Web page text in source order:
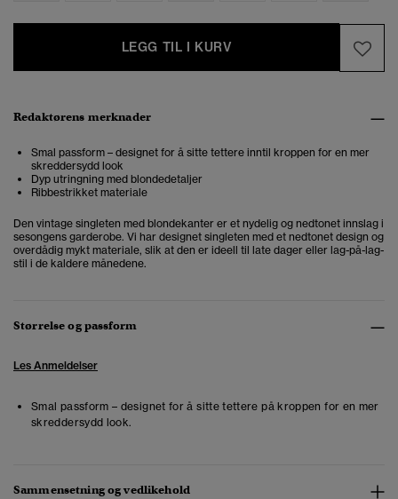
LEGG TIL I KURV
Redaktørens merknader
Smal passform – designet for å sitte tettere inntil kroppen for en mer
skreddersydd look
Dyp utringning med blondedetaljer
Ribbestrikket materiale
Den vintage singleten med blondekanter er et nydelig og nedtonet innslag i
sesongens garderobe. Vi har designet singleten med et nedtonet design og
overdådig mykt materiale, slik at den er ideell til late dager eller lag-på-lag-
stil i de kaldere månedene.
Størrelse og passform
Les Anmeldelser
Smal passform – designet for å sitte tettere på kroppen for en mer
skreddersydd look.
Sammensetning og vedlikehold